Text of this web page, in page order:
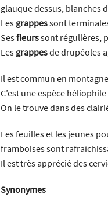
glauque dessus, blanches
Les grappessont
Sesfleurssont régulières,
Les grappesde drupéoles
Il est commun en
C’est une espèce héliophile
On le trouve dans des
Les feuilles et les jeunes
framboises sont
Il est très apprécié des
Synonymes